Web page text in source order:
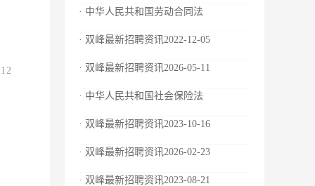
· 中华人民共和国劳动合同法
· 双峰最新招聘资讯2022-12-05
· 双峰最新招聘资讯2026-05-11
· 中华人民共和国社会保险法
· 双峰最新招聘资讯2023-10-16
· 双峰最新招聘资讯2026-02-23
· 双峰最新招聘资讯2023-08-21